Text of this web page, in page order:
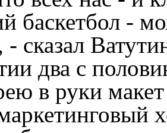
баскетбол -
сказал
два с
в руки